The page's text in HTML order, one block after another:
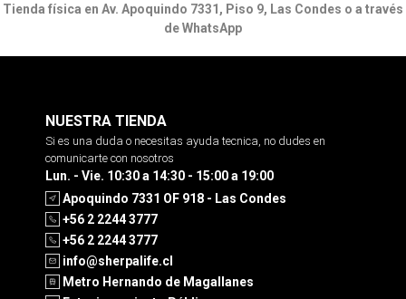
Tienda física en Av. Apoquindo 7331, Piso 9, Las Condes o a través
de WhatsApp
NUESTRA TIENDA
Si es una duda o necesitas ayuda tecnica, no dudes en
comunicarte con nosotros
Lun. - Vie. 10:30 a 14:30 - 15:00 a 19:00
Apoquindo 7331 OF 918 - Las Condes
+56 2 2244 3777
+56 2 2244 3777
info@sherpalife.cl
Metro Hernando de Magallanes